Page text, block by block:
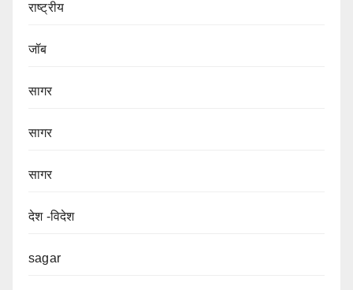
राष्ट्रीय
जॉब
सागर
सागर
सागर
देश -विदेश
sagar